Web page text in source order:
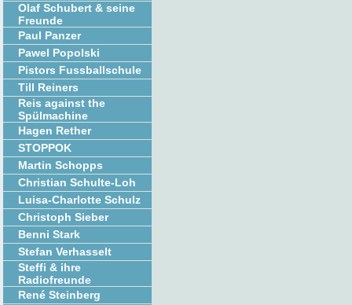
Olaf Schubert & seine
Freunde
Paul Panzer
Pawel Popolski
Pistors Fussballschule
Till Reiners
Reis against the
Spülmachine
Hagen Rether
STOPPOK
Martin Schopps
Christian Schulte-Loh
Luisa-Charlotte Schulz
Christoph Sieber
Benni Stark
Stefan Verhasselt
Steffi & ihre
Radiofreunde
René Steinberg